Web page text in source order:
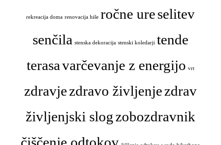
rekreacija doma renovacija hiše ročne ureselitev
senčila stenska dekoracija stenski koledarji tende
terasavarčevanje z energijo vrt
zdravjezdravo življenjezdrav
življenjski slogzobozdravnik